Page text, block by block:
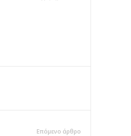
Επόμενο άρθρο